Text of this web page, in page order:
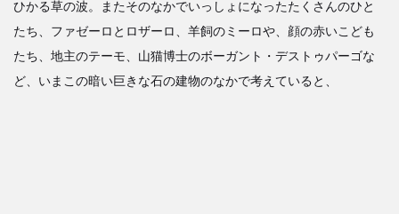
ひかる草の波。またそのなかでいっしょになったたくさんのひと
たち、ファゼーロとロザーロ、羊飼のミーロや、顔の赤いこども
たち、地主のテーモ、山猫博士のボーガント・デストゥパーゴな
ど、いまこの暗い巨きな石の建物のなかで考えていると、